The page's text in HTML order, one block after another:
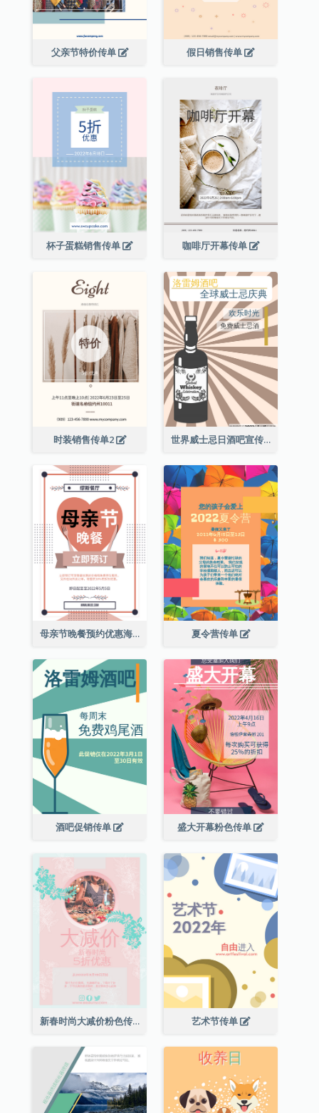
父亲节特价传单 假日销售传单
杯子蛋糕销售传单 咖啡厅开幕传单
时装销售传单2 世界威士忌日酒吧宣传传单
母亲节晚餐预约优惠海报 夏令营传单
酒吧促销传单 盛大开幕粉色传单
新春时尚大减价粉色传单 艺术节传单